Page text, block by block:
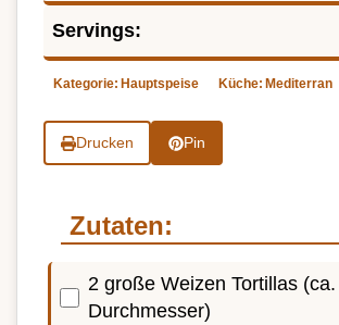
Servings:
Kategorie: Hauptspeise Küche: Mediterran
Drucken Pin
Zutaten:
2 große Weizen Tortillas
Durchmesser)